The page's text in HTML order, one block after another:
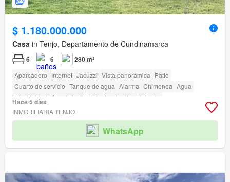
$ 1.180.000.000
Casa in Tenjo, Departamento de Cundinamarca
6 6 280 m²
Aparcadero Internet Jacuzzi Vista panorámica Patio
Cuarto de servicio Tanque de agua Alarma Chimenea Agua
Electricidad
Área infantil Estudio Jardín Vigilante
Hace 5 días
INMOBILIARIA TENJO
WhatsApp